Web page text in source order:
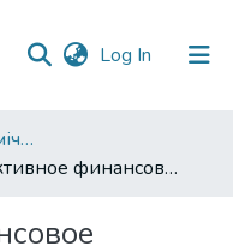
Log In (current)
002. Факультет економічних наук
Эффективное финансовое управление страховой компанией - залог лидерства на рынке